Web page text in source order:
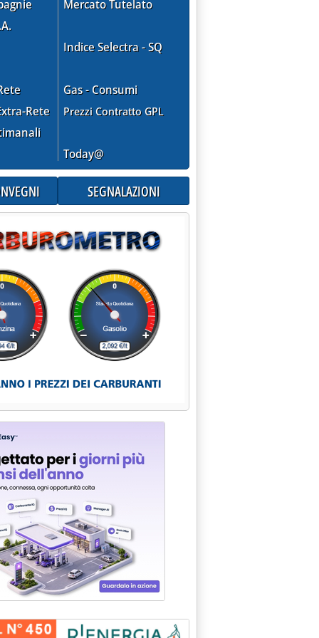
Rete
Mercato Tutelato
Indice Selectra - SQ
Gas - Consumi
Prezzi Contratto GPL
Today@
SEGNALAZIONI